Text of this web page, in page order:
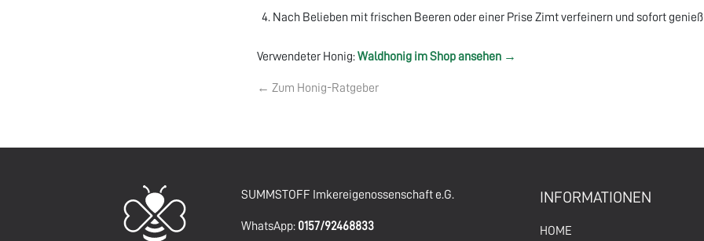
Nach Belieben mit frischen Beeren oder einer Prise Zimt verfeinern und sofort
Verwendeter Honig:Waldhonig im Shop ansehen →
← Zum Honig-Ratgeber
SUMMSTOFF Imkereigenossenschaft e.G.
WhatsApp: 0157/92468833
INFORMATIONEN
HOM E